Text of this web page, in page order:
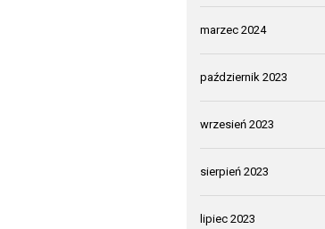
marzec 2024
październik 2023
wrzesień 2023
sierpień 2023
lipiec 2023